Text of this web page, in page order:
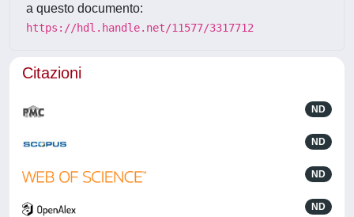
a questo documento:
https://hdl.handle.net/11577/3317712
Citazioni
ND
ND
ND
ND